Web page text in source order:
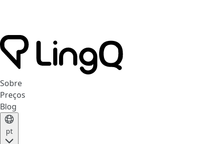
Sobre
Preços
Blog
pt